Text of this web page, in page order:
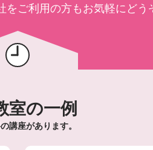
をご利用の方もお気軽にどう
室の一例
講座があります。